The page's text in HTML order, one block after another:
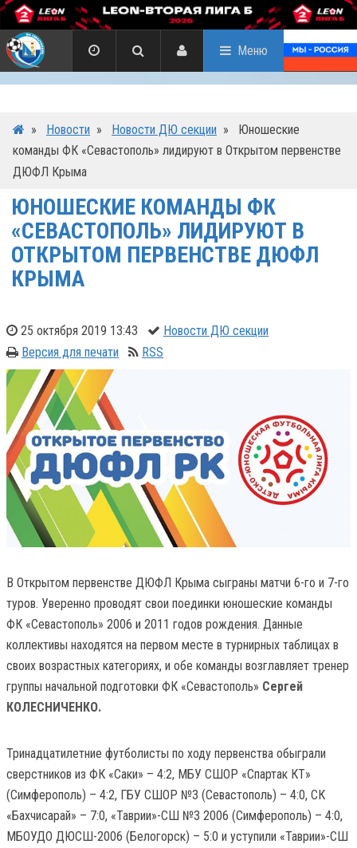
Меню
» Новости » Новости ДЮ секции »
Юношеские
команды ФК «Севастополь» лидируют в Открытом первенстве
ДЮФЛ Крыма
ЮНОШЕСКИЕ КОМАНДЫ ФК
«СЕВАСТОПОЛЬ» ЛИДИРУЮТ В
ОТКРЫТОМ ПЕРВЕНСТВЕ ДЮФЛ
КРЫМА
25 октября 2019 13:43
Новости ДЮ секции
Версия для печати
RSS
В Открытом первенстве ДЮФЛ Крыма сыграны матчи 6-го и 7-го
туров. Уверенно проводят свои поединки юношеские команды
ФК «Севастополь» 2006 и 2011 годов рождения. Данные
коллективы находятся на первом месте в турнирных таблицах в
своих возрастных категориях, и обе команды возглавляет тренер
группы начальной подготовки ФК «Севастополь» Сергей
КОЛЕСНИЧЕНКО.
Тринадцатилетние футболисты по ходу первенства обыграли
сверстников из ФК «Саки» – 4:2, МБУ СШОР «Спартак КТ»
(Симферополь) – 4:2, ГБУ СШОР №3 (Севастополь) – 4:0, СК
«Бахчисарай» – 7:0, «Таврии»-СШ №3 2006 (Симферополь) – 4:0,
МБОУДО ДЮСШ-2006 (Белогорск) – 5:0 и уступили «Таврии»-СШ